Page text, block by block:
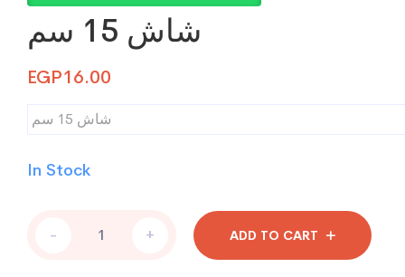
شاش 15 سم
EGP16.00
شاش 15 سم
In Stock
- + ADD TO CART